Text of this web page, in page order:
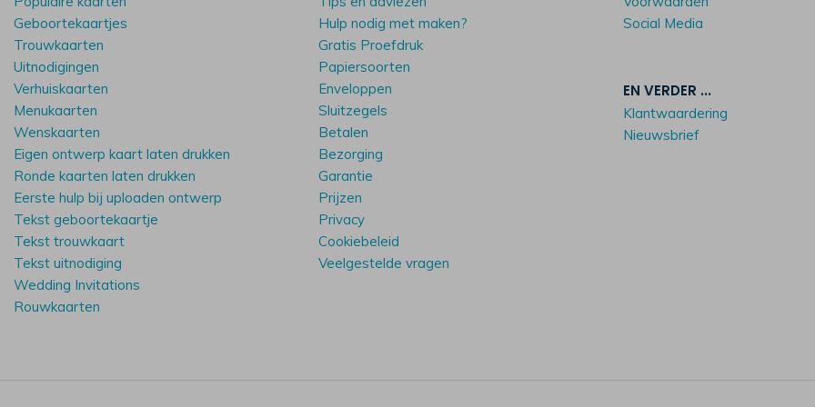
Geboortekaartjes
Trouwkaarten
Uitnodigingen
Verhuiskaarten
Menukaarten
Wenskaarten
Eigen ontwerp kaart laten drukken
Ronde kaarten laten drukken
Eerste hulp bij uploaden ontwerp
Tekst geboortekaartje
Tekst trouwkaart
Tekst uitnodiging
Wedding Invitations
Rouwkaarten
Hulp nodig met maken?
Gratis Proefdruk
Papiersoorten
Enveloppen
Sluitzegels
Betalen
Bezorging
Garantie
Prijzen
Privacy
Cookiebeleid
Veelgestelde vragen
Social Media
EN VERDER ...
Klantwaardering
Nieuwsbrief